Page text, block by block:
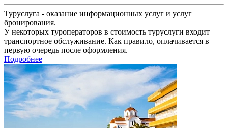
Туруслуга - оказание информационных услуг и услуг
бронирования.
У некоторых туроператоров в стоимость туруслуги входит
транспортное обслуживание. Как правило, оплачивается в
первую очередь после оформления.
Подробнее